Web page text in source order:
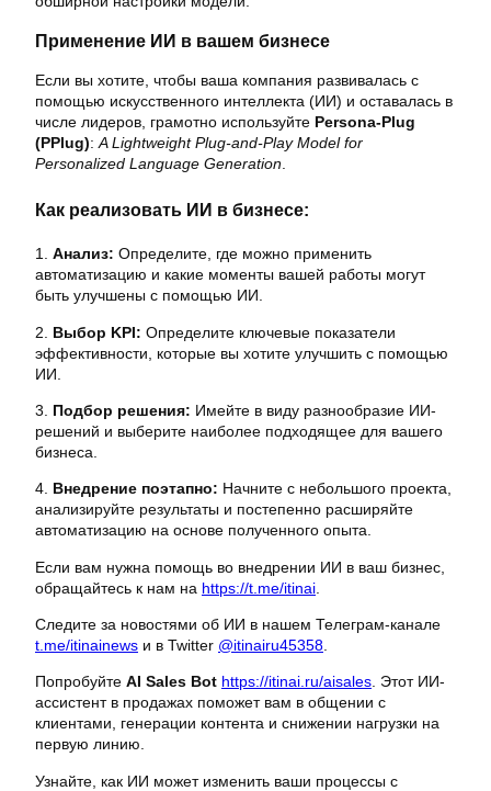
Применение ИИ в вашем бизнесе
Если вы хотите, чтобы ваша компания развивалась с
помощью искусственного интеллекта (ИИ) и оставалась в
числе лидеров, грамотно используйте Persona-Plug
(PPlug): A Lightweight Plug-and-Play Model for
Personalized Language Generation
Как реализовать ИИ в бизнесе:
1. Анализ: Определите, где можно применить
автоматизацию и какие моменты вашей работы могут
быть улучшены с помощью ИИ.
2. Выбор KPI: Определите ключевые показатели
эффективности, которые вы хотите улучшить с помощью
ИИ.
3. Подбор решения: Имейте в виду разнообразие ИИ-
решений и выберите наиболее подходящее для вашего
бизнеса.
4. Внедрение поэтапно: Начните с небольшого проекта,
анализируйте результаты и постепенно расширяйте
автоматизацию на основе полученного опыта.
Если вам нужна помощь во внедрении ИИ в ваш бизнес,
обращайтесь к нам на https://t.me/itinai
Следите за новостями об ИИ в нашем Телеграм-канале
t.me/itinainews и в Twitter @itinairu45358
Попробуйте AI Sales Bot https://itinai.ru/aisales. Этот ИИ-
ассистент в продажах поможет вам в общении с
клиентами, генерации контента и снижении нагрузки на
первую линию.
Узнайте, как ИИ может изменить ваши процессы с